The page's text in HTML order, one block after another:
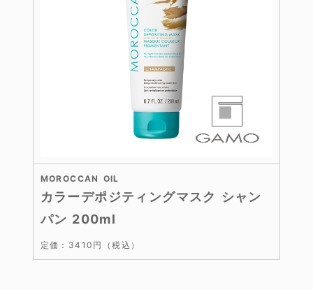
MOROCCAN OIL
カラーデポジティングマスク シャン
パン 200ml
定価：3410円（税込）